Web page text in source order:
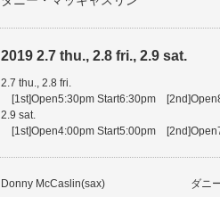
2019 2.7 thu., 2.8 fri., 2.9 sat.
2.7 thu., 2.8 fri.
[1st]Open5:30pm Start6:30pm
2.9 sat.
[1st]Open4:00pm Start5:00pm
Donny McCaslin(sax)
ダニ